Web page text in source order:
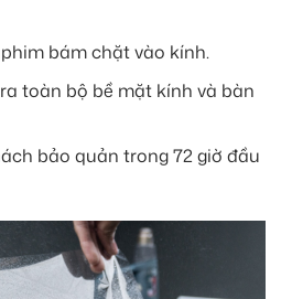
phim bám chặt vào kính.
toàn bộ bề mặt kính và bàn
bảo quản trong 72 giờ đầu